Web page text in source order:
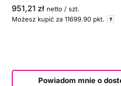
951,21 zł netto / szt.
Możesz kupić za 11699.90 pkt.
Powiadom mnie o